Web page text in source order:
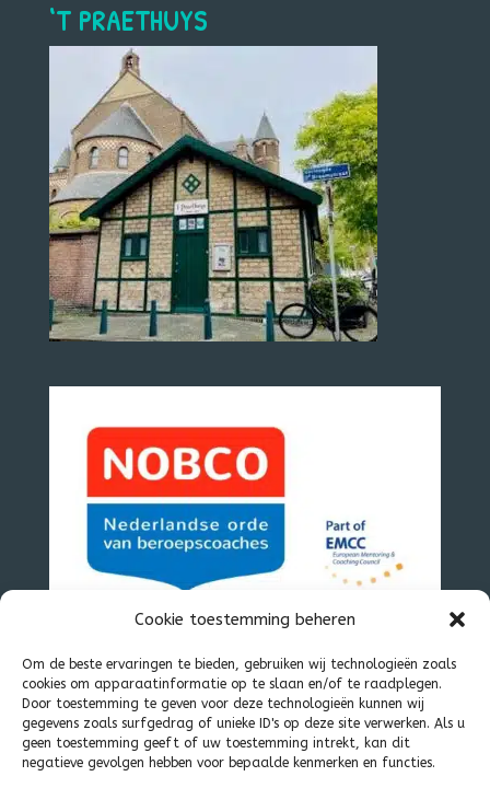
Cookie toestemming beheren
Om de beste ervaringen te bieden, gebruiken wij technologieën zoals
cookies om apparaatinformatie op te slaan en/of te raadplegen.
Door toestemming te geven voor deze technologieën kunnen wij
gegevens zoals surfgedrag of unieke ID's op deze site verwerken. Als u
geen toestemming geeft of uw toestemming intrekt, kan dit
negatieve gevolgen hebben voor bepaalde kenmerken en functies.
‘T PRAETHUYS
Algemene voorwaarden
Disclaimer